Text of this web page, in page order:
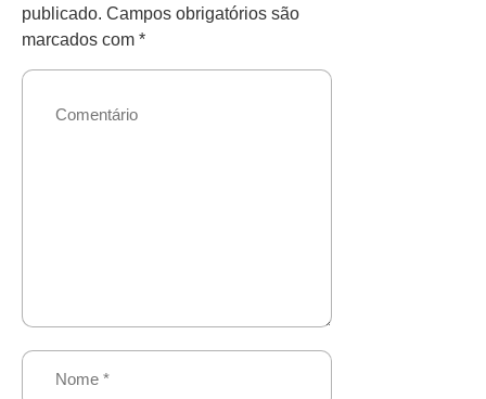
publicado. Campos obrigatórios são
marcados com *